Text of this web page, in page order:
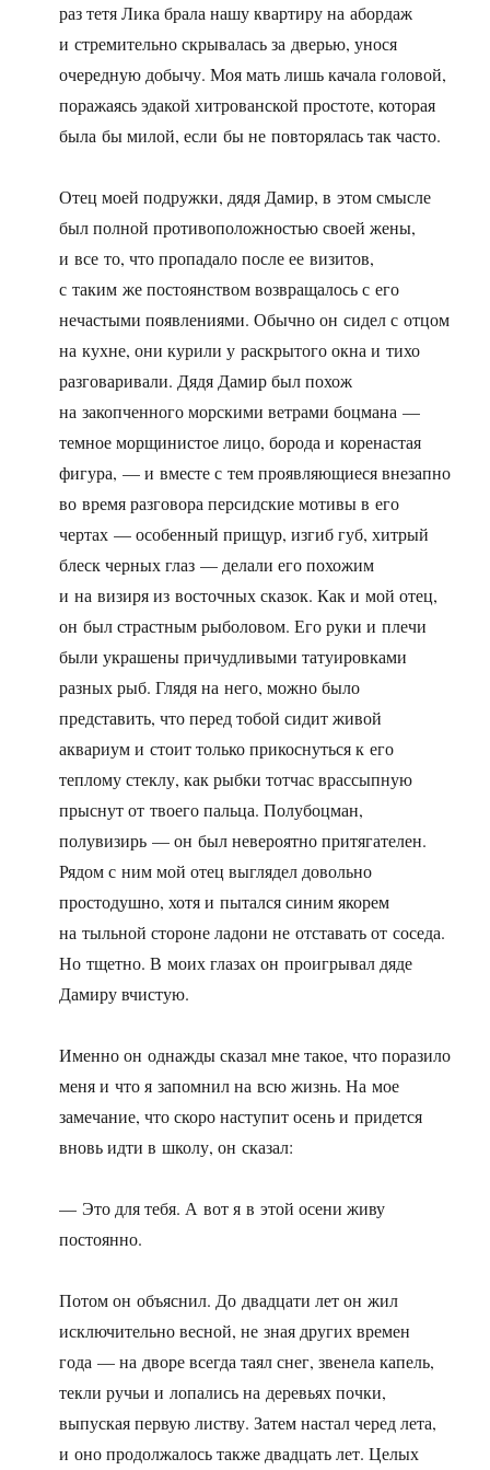
раз тетя Лика брала нашу квартиру на абордаж
и стремительно скрывалась за дверью, унося
очередную добычу. Моя мать лишь качала головой,
поражаясь эдакой хитрованской простоте, которая
была бы милой, если бы не повторялась так часто.
Отец моей подружки, дядя Дамир, в этом смысле
был полной противоположностью своей жены,
и все то, что пропадало после ее визитов,
с таким же постоянством возвращалось с его
нечастыми появлениями. Обычно он сидел с отцом
на кухне, они курили у раскрытого окна и тихо
разговаривали. Дядя Дамир был похож
на закопченного морскими ветрами боцмана —
темное морщинистое лицо, борода и коренастая
фигура, — и вместе с тем проявляющиеся внезапно
во время разговора персидские мотивы в его
чертах — особенный прищур, изгиб губ, хитрый
блеск черных глаз — делали его похожим
и на визиря из восточных сказок. Как и мой отец,
он был страстным рыболовом. Его руки и плечи
были украшены причудливыми татуировками
разных рыб. Глядя на него, можно было
представить, что перед тобой сидит живой
аквариум и стоит только прикоснуться к его
теплому стеклу, как рыбки тотчас врассыпную
прыснут от твоего пальца. Полубоцман,
полувизирь — он был невероятно притягателен.
Рядом с ним мой отец выглядел довольно
простодушно, хотя и пытался синим якорем
на тыльной стороне ладони не отставать от соседа.
Но тщетно. В моих глазах он проигрывал дяде
Дамиру вчистую.
Именно он однажды сказал мне такое, что поразило
меня и что я запомнил на всю жизнь. На мое
замечание, что скоро наступит осень и придется
вновь идти в школу, он сказал:
— Это для тебя. А вот я в этой осени живу
постоянно.
Потом он объяснил. До двадцати лет он жил
исключительно весной, не зная других времен
года — на дворе всегда таял снег, звенела капель,
текли ручьи и лопались на деревьях почки,
выпуская первую листву. Затем настал черед лета,
и оно продолжалось также двадцать лет. Целых